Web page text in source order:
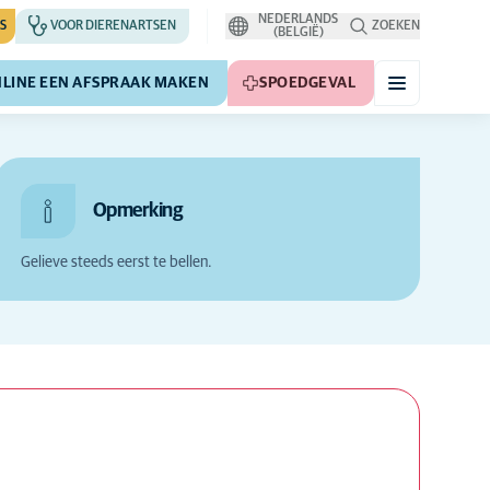
VOOR DIERENARTSEN
NEDERLANDS
(BELGIË)
ZOEKEN
EEN AFSPRAAK MAKEN SPOEDGEVAL
Opmerking
Gelieve steeds eerst te bellen.